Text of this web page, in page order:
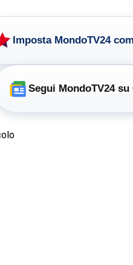
Imposta MondoTV24
Segui MondoTV24 su